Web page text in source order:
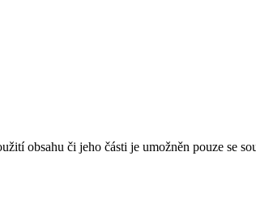
obsahu či jeho části je umožněn pouze se